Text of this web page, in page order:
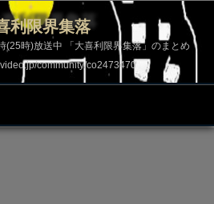
利限界集落
(25時)放送中 「大喜利限界集落」のまとめ
community/co2473470